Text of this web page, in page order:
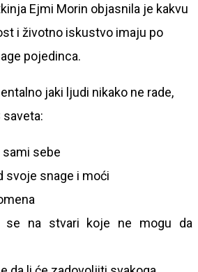
Ejmi Morin objasnila je kakvu
i životno iskustvo imaju po
pojedinca.
jaki ljudi nikako ne rade,
sebe
svoje snage i moći
se na stvari koje ne mogu da